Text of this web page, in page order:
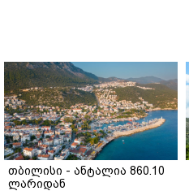
თბილისი - ანტალია 860.10
ლარიდან